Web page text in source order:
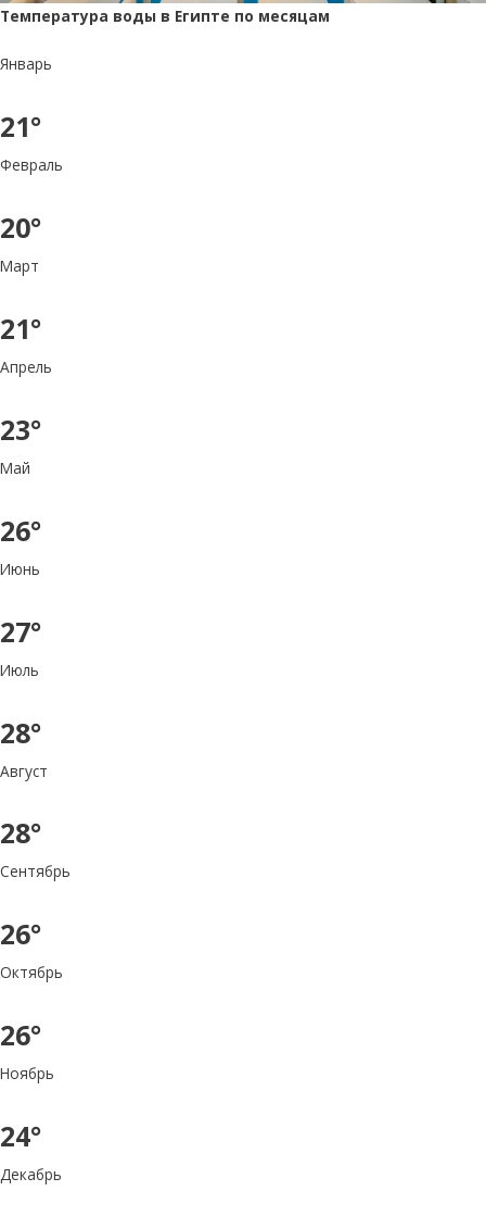
Температура воды в Египте по месяцам
Январь
21°
Февраль
20°
Март
21°
Апрель
23°
Май
26°
Июнь
27°
Июль
28°
Август
28°
Сентябрь
26°
Октябрь
26°
Ноябрь
24°
Декабрь